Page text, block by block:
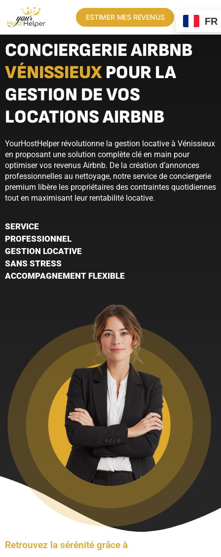
ESTIMER MES REVENUS
CONCIERGERIE AIRBNB
VÉNISSIEUX POUR LA
GESTION DE VOS
LOCATIONS AIRBNB
YourHostHelper révolutionne la gestion locative à Vénissieux
en proposant une solution complète clé en main pour
optimiser vos revenus Airbnb. De la création d’annonces
professionnelles au nettoyage, notre service de conciergerie
premium libère les propriétaires des contraintes quotidiennes
tout en maximisant leur rentabilité locative.
SERVICE
PROFESSIONNEL
GESTION LOCATIVE
SANS STRESS
ACCOMPAGNEMENT FLEXIBLE
Retrouvez la sérénité grâce à
FR